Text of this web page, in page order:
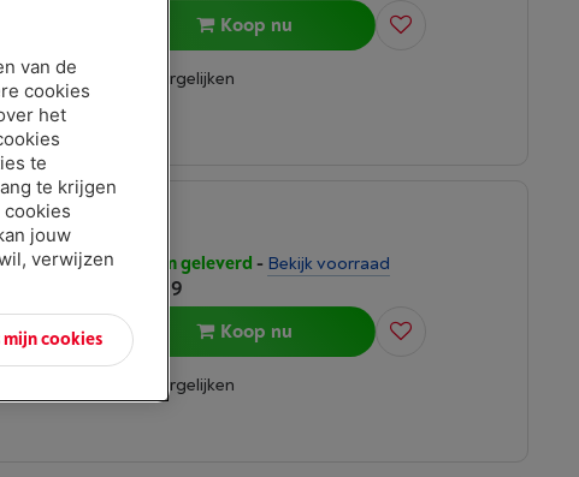
Koop nu
Vergelijken
voor
aan
Morgen geleverd - Bekijk voorraad
€ 22,99
Koop nu
Vergelijken
van de
cookies
het
te
te krijgen
jouw
verwijzen
mijn cookies